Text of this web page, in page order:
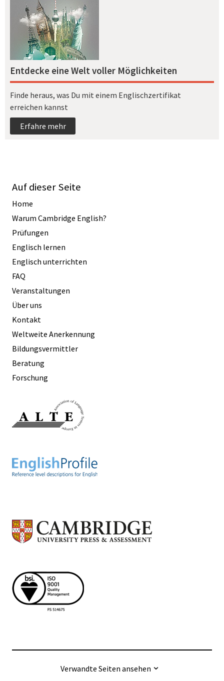
Entdecke eine Welt voller Möglichkeiten
Finde heraus, was Du mit einem Englischzertifikat
erreichen kannst
Erfahre mehr
Auf dieser Seite
Home
Warum Cambridge English?
Prüfungen
Englisch lernen
Englisch unterrichten
FAQ
Veranstaltungen
Über uns
Kontakt
Weltweite Anerkennung
Bildungsvermittler
Beratung
Forschung
Verwandte Seiten ansehen